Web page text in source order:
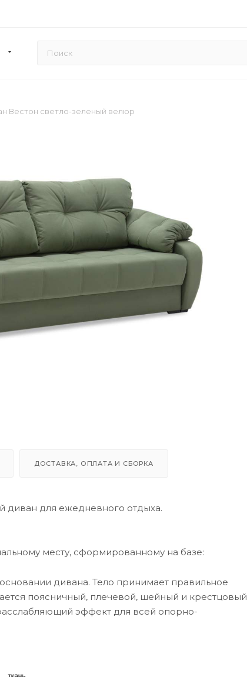
Вестон светло-зеленый велюр
ДОСТАВКА, ОПЛАТА И СБОРКА
диван для ежедневного отдыха.
месту, сформированному на базе:
дивана. Тело принимает правильное
поясничный, плечевой, шейный и крестцовый
эффект для всей опорно-